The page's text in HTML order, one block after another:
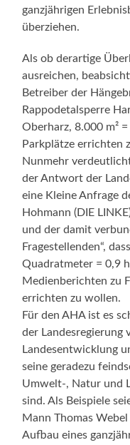
ganzjährigen
überziehen.
Als ob derartige
ausreichen,
Betreiber der
Rappodetalsperre
Oberharz, 8.000 m²
Parkplätze errichten
Nunmehr
der Antwort der
eine Kleine Anfrage
Hohmann (DIE
und der damit
Fragestellenden“,
Quadratmeter = 0,9
Medienberichten zu
errichten zu wollen.
Für den AHA ist es
der
Landesentwicklung
seine geradezu
Umwelt-, Natur und
sind. Als Beispiele
Mann Thomas
Aufbau eines